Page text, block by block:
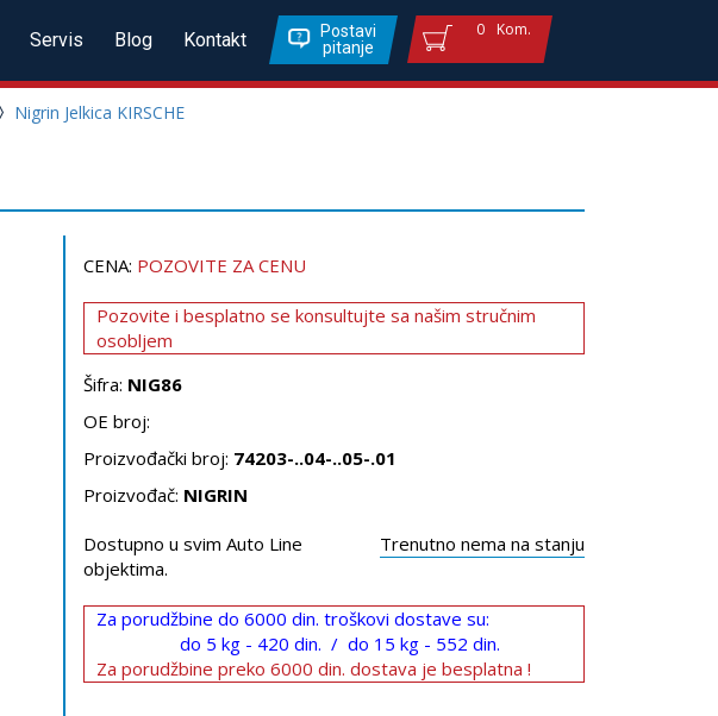
Servis Blog Kontakt
Postavi
pitanje
0 Kom.
Nigrin Jelkica KIRSCHE
CENA: POZOVITE ZA CENU
Pozovite i besplatno se konsultujte sa našim stručnim
osobljem
Šifra: NIG86
OE broj:
Proizvođački broj: 74203-..04-..05-.01
Proizvođač: NIGRIN
Dostupno u svim Auto Line
objektima.
Trenutno nema na stanju
Za porudžbine do 6000 din. troškovi dostave su:
do 5 kg - 420 din. / do 15 kg - 552 din.
Za porudžbine preko 6000 din. dostava je besplatna !